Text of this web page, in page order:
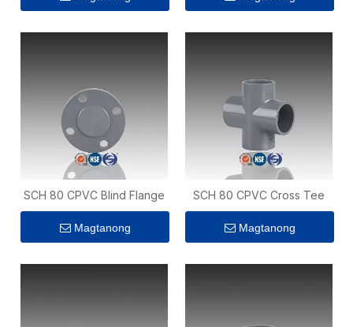
SCH 80 CPVC Blind Flange
Magtanong
SCH 80 CPVC Cross Tee
Magtanong